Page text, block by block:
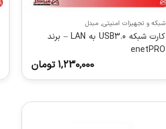
شبکه و تجهیزات امنیتی, مبدل
کارت شبکه USB3.0 به LAN – برند
enetPRO
1,230,000 تومان